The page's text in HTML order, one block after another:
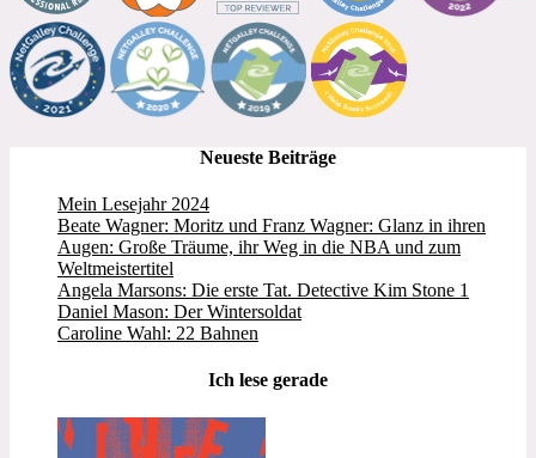
Neueste Beiträge
Mein Lesejahr 2024
Beate Wagner: Moritz und Franz Wagner: Glanz in ihren
Augen: Große Träume, ihr Weg in die NBA und zum
Weltmeistertitel
Angela Marsons: Die erste Tat. Detective Kim Stone 1
Daniel Mason: Der Wintersoldat
Caroline Wahl: 22 Bahnen
Ich lese gerade